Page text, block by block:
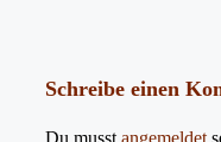
Schreibe einen